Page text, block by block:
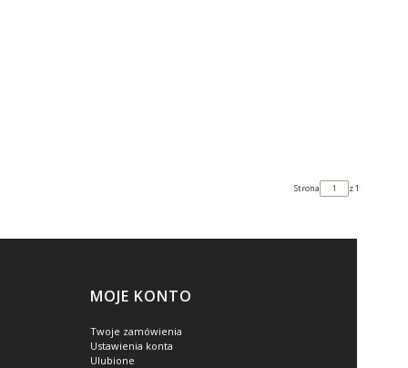
Strona z 1
MOJE KONTO
Twoje zamówienia
Ustawienia konta
Ulubione